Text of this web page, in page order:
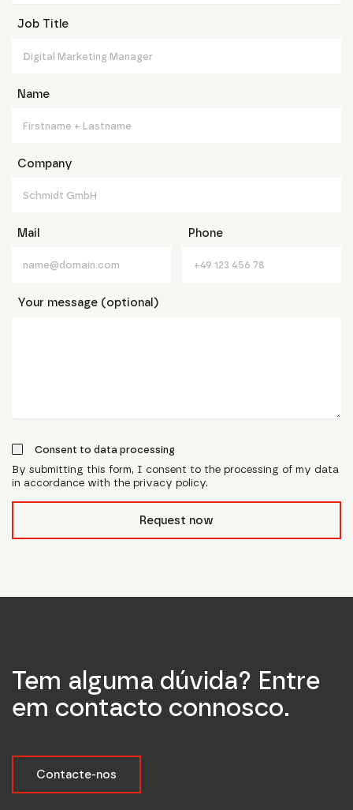
Job Title
Name
Company
Mail Phone
Your message (optional)
Consent to data processing
By submitting this form, I consent to the processing of my data
in accordance with the privacy policy.
Request now
Tem alguma dúvida? Entre
em contacto connosco.
Contacte-nos